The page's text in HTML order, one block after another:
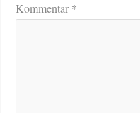
Kommentar*